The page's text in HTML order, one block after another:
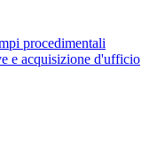
procedimentali
e acquisizione d'ufficio